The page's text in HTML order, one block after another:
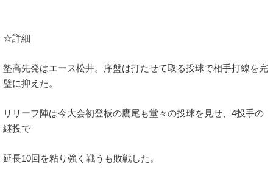
☆詳細
塾高先発はエース松井。序盤は打たせて取る投球で相手打線を完
璧に抑えた。
リリーフ陣は今大会初登板の鷹尾も堂々の投球を見せ、4投手の
継投で
延長10回を粘り強く戦うも敗戦した。